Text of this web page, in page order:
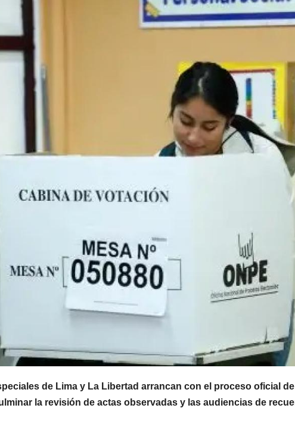
de Lima y La Libertad arrancan con el proceso oficial
la revisión de actas observadas y las audiencias de